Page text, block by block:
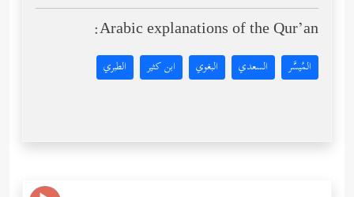
Arabic explanations of the Qur’an:
المُيسَّر السعدي البغوي ابن كثير الطبري